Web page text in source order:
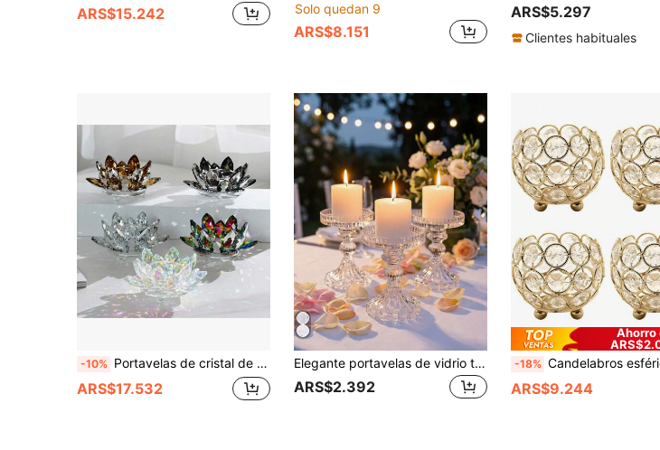
ARS$15.242
Solo quedan 9
ARS$8.151
ARS$5.297
Clientes habituales
-10% Portavelas de cristal de vidrio transparente de alta calidad, decoración elegante para fiestas, cumpleaños, bodas y decoración del hogar
ARS$17.532
Elegante portavelas de vidrio transparente con patrón de diamante, portavelas de vidrio de cristal minimalista, adecuado para boda, decoración de centro de mesa, decoración de mesa de comedor, adecuado para restaurante, sala de estar, boda, regalo de boda, regalo decorativo
ARS$2.392
Ahorro
-18% Candelabros esféricos de color dorado con cristales acrílicos, pequeño tazón/globo para vela de té, vela de deseos, para
ARS$9.244